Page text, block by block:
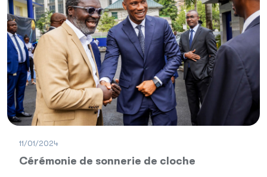
11/01/2024
Cérémonie de sonnerie de cloche